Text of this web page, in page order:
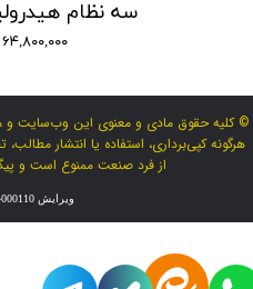
سه نظام
۶۴,۸۰۰,۰۰۰ تومان
© کلیه حقوق مادی و معنوی این وب‌سایت و
هرگونه کپی‌برداری، استفاده یا انتشار
از فرد صنعت ممنوع است و
ویرایش 11014124000110